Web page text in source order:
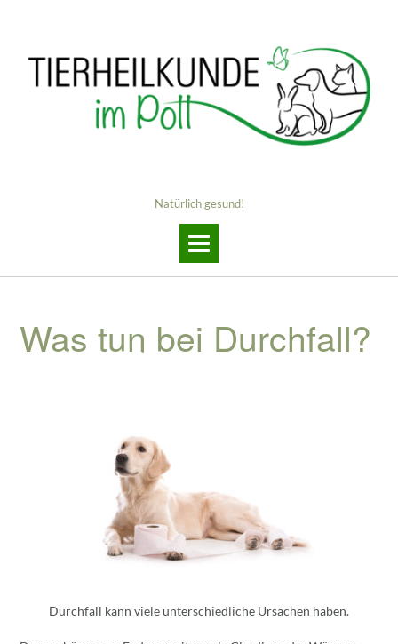
Natürlich gesund!
Was tun bei Durchfall?
Durchfall kann viele unterschiedliche Ursachen haben.